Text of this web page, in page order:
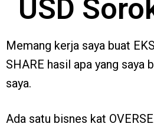
USD
Memang kerja saya buat
SHARE hasil apa yang saya
saya.
Ada satu bisnes kat